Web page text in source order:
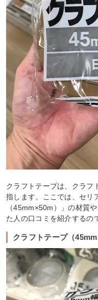
クラフトテープは、クラフ
指します。ここでは、セリ
（45mm×50m）」の材質
た人の口コミを紹介するの
クラフトテープ（